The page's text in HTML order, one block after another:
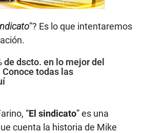
”? Es lo que intentaremos
de dscto. en lo mejor del
todas las
“El sindicato” es una
cuenta la historia de Mike